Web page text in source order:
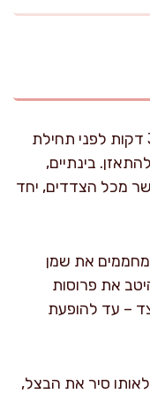
מוציאים את האסאדו מהמקרר 30 דקות לפני תחילת
בינתיים,
מכל הצדדים, יחד
מחממים את שמן
את פרוסות
לכל צד – עד להופעת
לאותו סיר את הבצל,